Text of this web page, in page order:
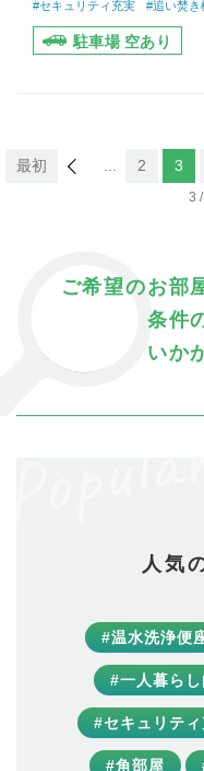
#セキュリティ充実 #追い焚き
駐車場 空あり
3
最初 2 3
ご希望のお部
条件
いか
人気
#温水洗浄便
#一人暮ら
#セキュリテ
#角部屋